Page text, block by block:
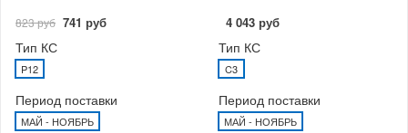
823 руб 741 руб
Тип КС
P12
Период поставки
МАЙ - НОЯБРЬ
4 043 руб
Тип КС
C3
Период поставки
МАЙ - НОЯБРЬ